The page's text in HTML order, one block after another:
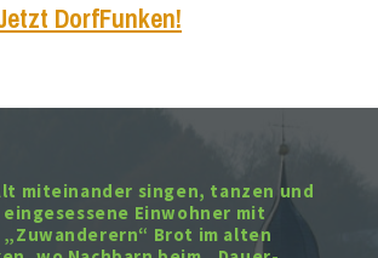
DorfFunken!
miteinander singen, tanzen und
Einwohner mit
Brot im alten